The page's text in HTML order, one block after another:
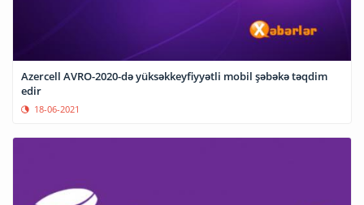
Azercell AVRO-2020-də yüksəkkeyfiyyətli mobil şəbəkə təqdim
edir
18-06-2021